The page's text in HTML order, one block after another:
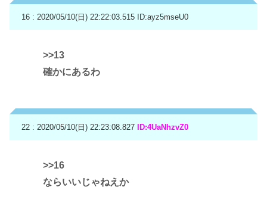
16 : 2020/05/10(日) 22:22:03.515 ID:ayz5mseU0
>>13
確かにあるわ
22 : 2020/05/10(日) 22:23:08.827 ID:4UaNhzvZ0
>>16
ならいいじゃねえか